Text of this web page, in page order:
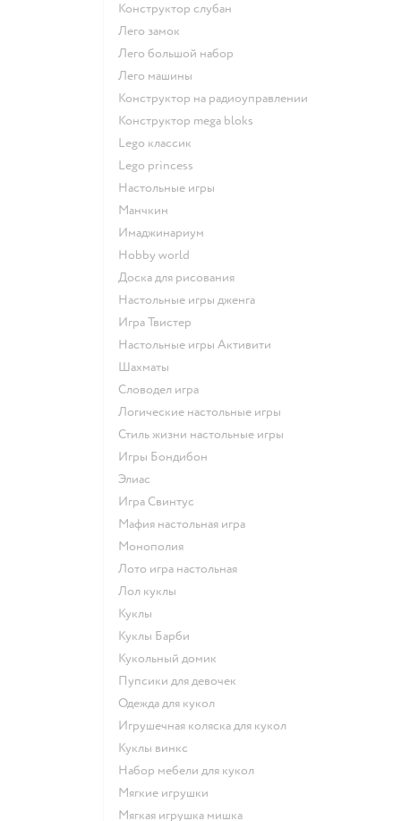
Конструктор слубан
Лего замок
Лего большой набор
Лего машины
Конструктор на радиоуправлении
Конструктор mega bloks
Lego классик
Lego princess
Настольные игры
Манчкин
Имаджинариум
Hobby world
Доска для рисования
Настольные игры дженга
Игра Твистер
Настольные игры Активити
Шахматы
Словодел игра
Логические настольные игры
Стиль жизни настольные игры
Игры Бондибон
Элиас
Игра Свинтус
Мафия настольная игра
Монополия
Лото игра настольная
Лол куклы
Куклы
Куклы Барби
Кукольный домик
Пупсики для девочек
Одежда для кукол
Игрушечная коляска для кукол
Куклы винкс
Набор мебели для кукол
Мягкие игрушки
Мягкая игрушка мишка